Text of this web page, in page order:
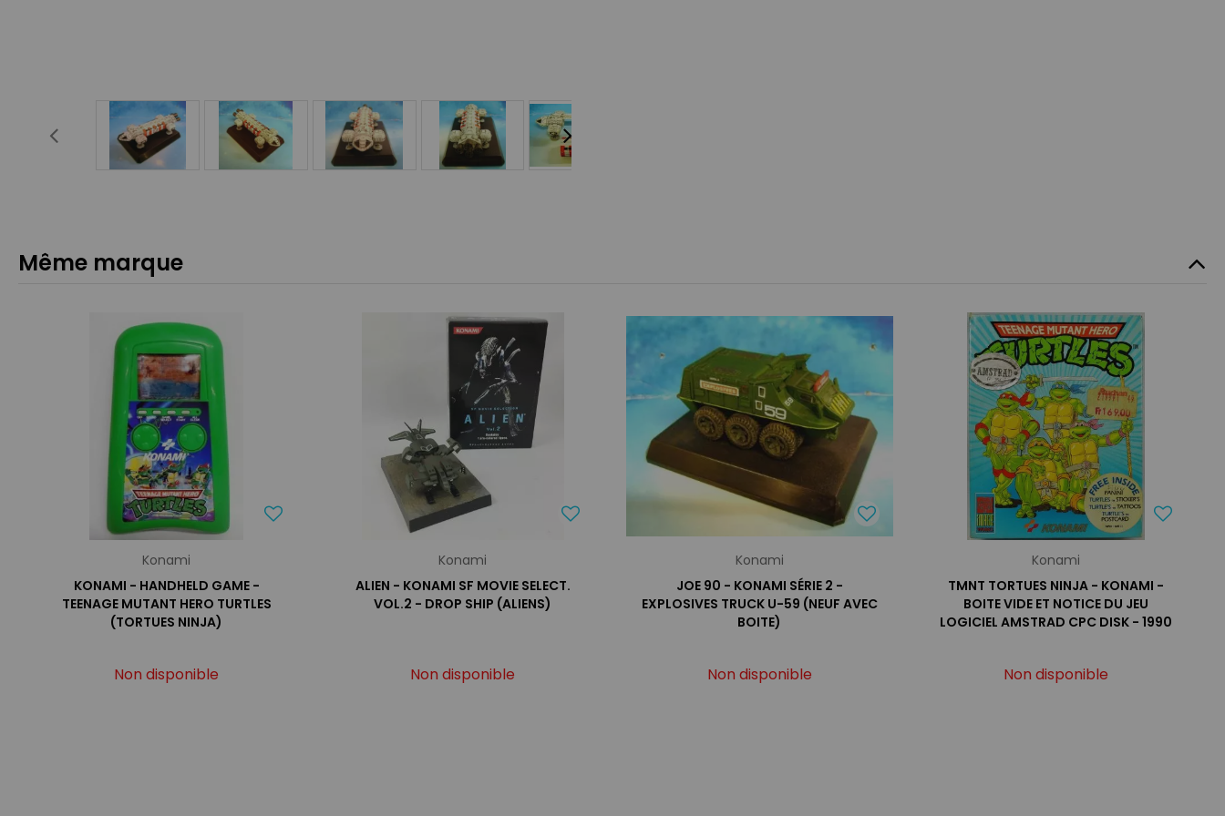
Même marque
Konami
KONAMI - HANDHELD GAME -
TEENAGE MUTANT HERO TURTLES
(TORTUES NINJA)
Non disponible
Konami
ALIEN - KONAMI SF MOVIE SELECT.
VOL.2 - DROP SHIP (ALIENS)
Non disponible
Konami
JOE 90 - KONAMI SÉRIE 2 -
EXPLOSIVES TRUCK U-59 (NEUF AVEC
BOITE)
Non disponible
Konami
TMNT TORTUES NINJA - KONAMI -
BOITE VIDE ET NOTICE DU JEU
LOGICIEL AMSTRAD CPC DISK - 1990
Non disponible